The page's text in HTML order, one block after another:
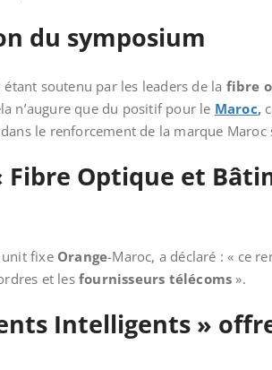
du symposium
étant soutenu par les leaders de la fibre
n’augure que du positif pour le Maroc,
le renforcement de la marque Maroc
Optique et
unit fixe Orange-Maroc, a déclaré : « ce
et lesfournisseurs télécoms ».
Intelligents »